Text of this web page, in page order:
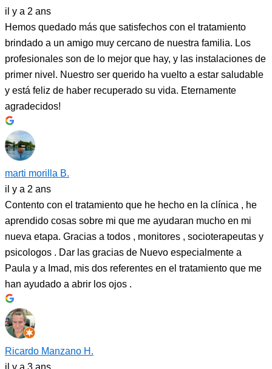
il y a 2 ans
Hemos quedado más que satisfechos con el tratamiento
brindado a un amigo muy cercano de nuestra familia. Los
profesionales son de lo mejor que hay, y las instalaciones de
primer nivel. Nuestro ser querido ha vuelto a estar saludable
y está feliz de haber recuperado su vida. Eternamente
agradecidos!
marti morilla B.
il y a 2 ans
Contento con el tratamiento que he hecho en la clínica , he
aprendido cosas sobre mi que me ayudaran mucho en mi
nueva etapa. Gracias a todos , monitores , socioterapeutas y
psicologos . Dar las gracias de Nuevo especialmente a
Paula y a Imad, mis dos referentes en el tratamiento que me
han ayudado a abrir los ojos .
Ricardo Manzano H.